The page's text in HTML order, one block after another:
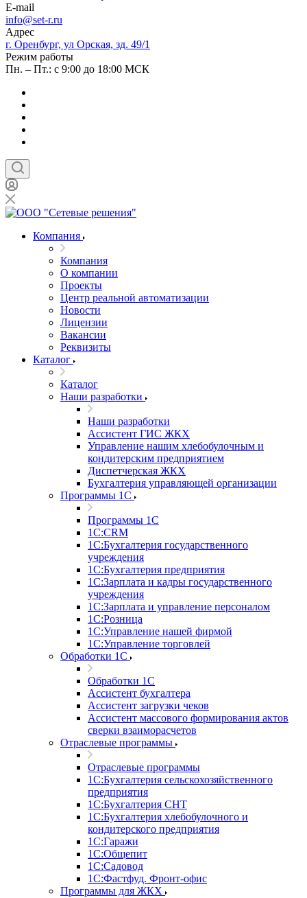
E-mail
info@set-r.ru
Адрес
г. Оренбург, ул Орская, зд. 49/1
Режим работы
Пн. – Пт.: с 9:00 до 18:00 МСК
Компания
Компания
О компании
Проекты
Центр реальной автоматизации
Новости
Лицензии
Вакансии
Реквизиты
Каталог
Каталог
Наши разработки
Наши разработки
Ассистент ГИС ЖКХ
Управление нашим хлебобулочным и
кондитерским предприятием
Диспетчерская ЖКХ
Бухгалтерия управляющей организации
Программы 1С
Программы 1С
1С:CRM
1С:Бухгалтерия государственного
учреждения
1С:Бухгалтерия предприятия
1С:Зарплата и кадры государственного
учреждения
1С:Зарплата и управление персоналом
1С:Розница
1С:Управление нашей фирмой
1С:Управление торговлей
Обработки 1С
Обработки 1С
Ассистент бухгалтера
Ассистент загрузки чеков
Ассистент массового формирования актов
сверки взаиморасчетов
Отраслевые программы
Отраслевые программы
1С:Бухгалтерия сельскохозяйственного
предприятия
1С:Бухгалтерия СНТ
1С:Бухгалтерия хлебобулочного и
кондитерского предприятия
1С:Гаражи
1С:Общепит
1С:Садовод
1С:Фастфуд. Фронт-офис
Программы для ЖКХ